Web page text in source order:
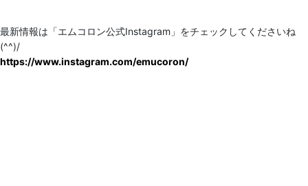
最新情報は「エムコロン公式Instagram」をチェックしてくださいね
(^^)/
https://www.instagram.com/emucoron/